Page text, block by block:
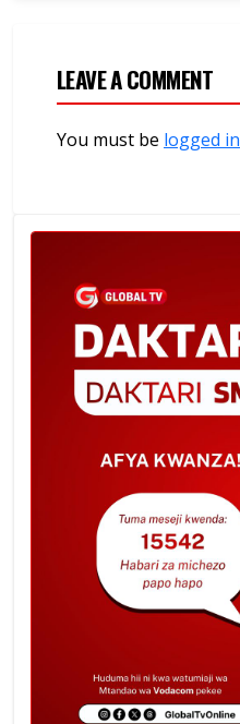
LEAVE A COMMENT
You must be logged in